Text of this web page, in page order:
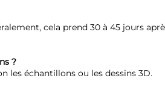
cela prend 30 à 45 jours
?
les échantillons ou les dessins 3D.